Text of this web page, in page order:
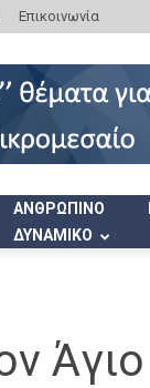
Επικοινωνία
ΑΝΘΡΩΠΙΝΟ
ΔΥΝΑΜΙΚΟ
Άγιο